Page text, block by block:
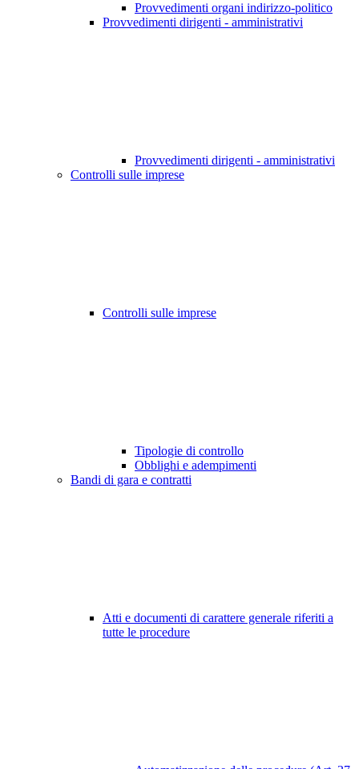
Provvedimenti organi indirizzo-politico
Provvedimenti dirigenti - amministrativi
Provvedimenti dirigenti - amministrativi
Controlli sulle imprese
Controlli sulle imprese
Tipologie di controllo
Obblighi e adempimenti
Bandi di gara e contratti
Atti e documenti di carattere generale riferiti a
tutte le procedure